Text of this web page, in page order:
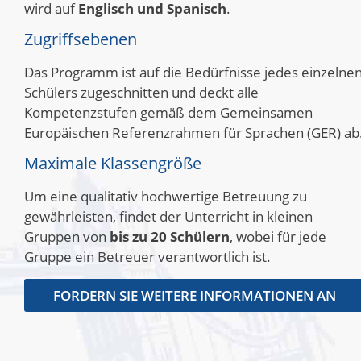
wird aufEnglisch und Spanisch.
Zugriffsebenen
Das Programm ist auf die Bedürfnisse jedes
Schülers zugeschnitten und deckt alle
Kompetenzstufen gemäß dem Gemeinsamen
Europäischen Referenzrahmen für Sprachen (GER) ab
Maximale Klassengröße
Um eine qualitativ hochwertige Betreuung zu
gewährleisten, findet der Unterricht in kleinen
Gruppen von bis zu 20 Schülern, wobei für jede
Gruppe ein Betreuer verantwortlich ist.
FORDERN SIE WEITERE INFORMATIONEN AN